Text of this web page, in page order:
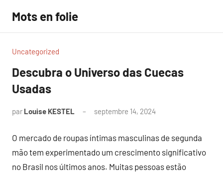
contenu
Mots en folie
Uncategorized
Descubra o Universo das Cuecas
Usadas
par Louise KESTEL septembre 14, 2024
O mercado de roupas íntimas masculinas de segunda
mão tem experimentado um crescimento significativo
no Brasil nos últimos anos. Muitas pessoas estão